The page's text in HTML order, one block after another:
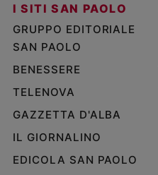
I SITI SAN PAOLO
GRUPPO EDITORIALE
SAN PAOLO
BENESSERE
TELENOVA
GAZZETTA D'ALBA
IL GIORNALINO
EDICOLA SAN PAOLO